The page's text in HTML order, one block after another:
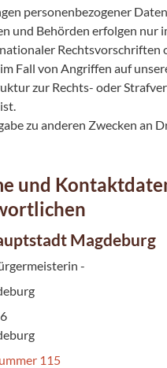
personenbezogener
und Behörden erfolgen nur
Rechtsvorschriften
Fall von Angriffen auf
zur Rechts- oder
zu anderen Zwecken an
und
Magdeburg
-
115